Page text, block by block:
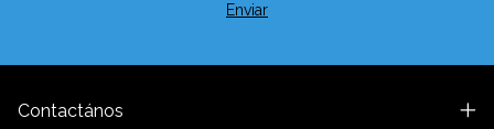
Contactános